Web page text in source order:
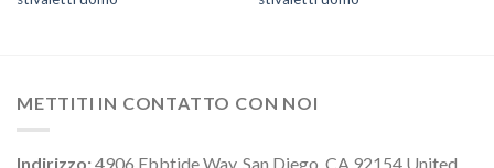
METTITI IN CONTATTO CON NOI
Indirizzo:4906 Ebbtide Way, San Diego, CA 92154 United